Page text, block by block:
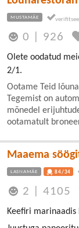
MUSTAMÄE
0 926
Olete oodatud
2/1.
Ootame Teid
Tegemist on
mõnedel
ootamatult
Maaema
LASNAMÄE 84/34
2 |4105
Keefiri marinaadis